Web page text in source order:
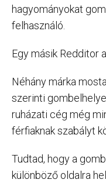
hagyományokat
felhasználó.
Egy másik Redditor
Néhány márka
szerinti
ruházati cég még
férfiaknak szabályt
Tudtad, hogy a
különböző oldalra